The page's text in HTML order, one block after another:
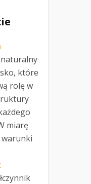
naturalny
które
rolę w
miarę
warunki